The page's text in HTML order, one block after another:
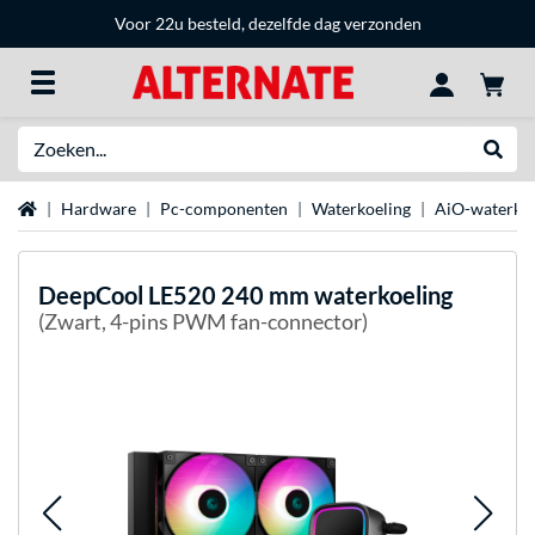
Voor 22u besteld, dezelfde dag verzonden
Home Hardware Pc-componenten Waterkoeling AiO-
DeepCool LE520 240 mm waterkoeling
(Zwart, 4-pins PWM fan-connector)